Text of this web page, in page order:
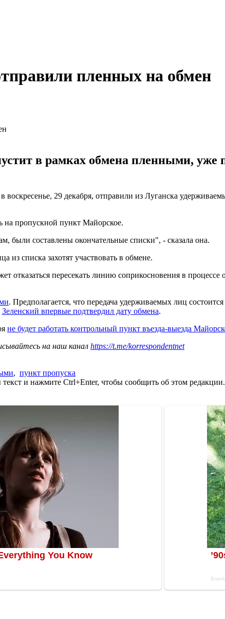
пленных на обмен
в рамках обмена пленными, уже
воскресенье, 29 декабря, отправили из Луганска
пропускной пункт Майорское.
были составлены окончательные списки", - сказала она.
из списка захотят участвовать в обмене.
отказаться пересекать линию соприкосновения в
. Предполагается, что передача удерживаемых лиц
Зеленский впервые подтвердил дату обмена.
не будет работать контрольный пункт въезда-выезда
на наш канал https://t.me/korrespondentnet
, пункт пропуска
и нажмите Ctrl+Enter, чтобы сообщить об этом редакции.